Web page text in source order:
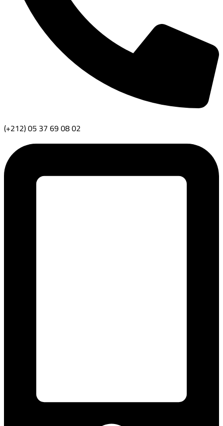
(+212) 05 37 69 08 02